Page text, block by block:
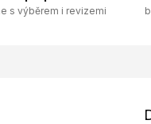
s výběrem i revizemi